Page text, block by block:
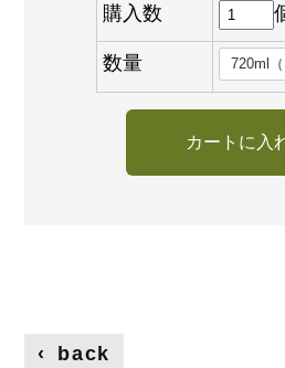
購入数
数量
‹ back